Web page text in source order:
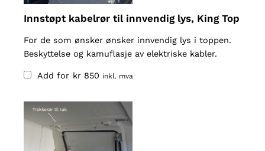
4
Innstøpt kabelrør til innvendig lys, King Top
For de som ønsker ønsker innvendig lys i toppen.
Beskyttelse og kamuflasje av elektriske kabler.
Add for kr 850 inkl. mva